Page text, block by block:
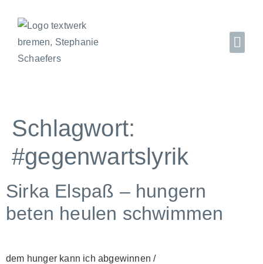
Schlagwort:
#gegenwartslyrik
Sirka Elspaß – hungern
beten heulen schwimmen
dem hunger kann ich abgewinnen /